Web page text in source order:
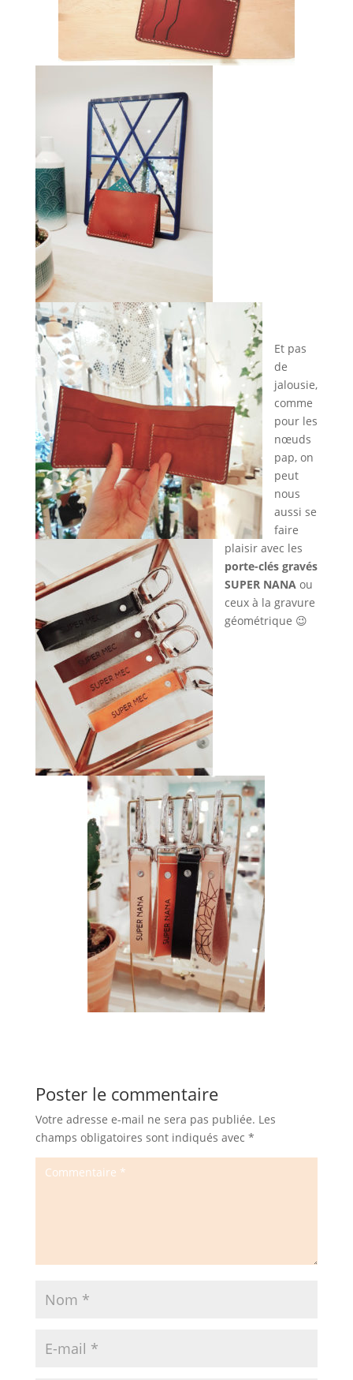
Et pas
de
jalousie,
comme
pour les
nœuds
pap, on
peut
nous
aussi se
faire
plaisir avec les
porte-clés gravés
SUPER NANAou
ceux à la gravure
géométrique 😉
Poster le commentaire
Votre adresse e-mail ne sera pas publiée. Les
champs obligatoires sont indiqués avec *